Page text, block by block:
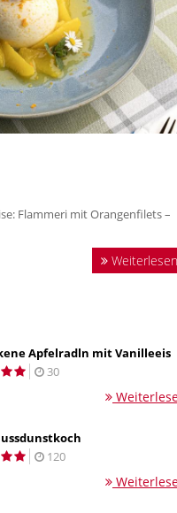
Flammeri mit Orangenfilets –
Weiterlesen
Apfelradln mit Vanilleeis
30
120